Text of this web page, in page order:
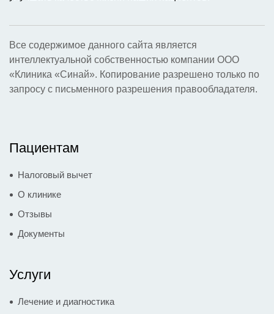
Все содержимое данного сайта является
интеллектуальной собственностью компании ООО
«Клиника «Синай». Копирование разрешено только по
запросу с письменного разрешения правообладателя.
Пациентам
Налоговый вычет
О клинике
Отзывы
Документы
Услуги
Лечение и диагностика